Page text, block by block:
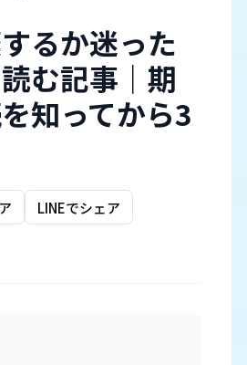
るか迷った
む記事｜期
知ってから3
LINEでシェア